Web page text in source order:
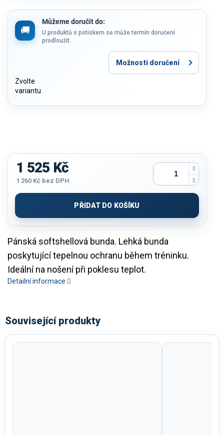
Můžeme doručit do:
Zvolte
variantu
U produktů s potiskem se může termín doručení
prodloužit.
Možnosti doručení
Pánská softshellová bunda. Lehká bunda
poskytující tepelnou ochranu během tréninku.
Ideální na nošení při poklesu teplot.
Detailní informace
1 525 Kč
1 260 Kč bez DPH
cena:
PŘIDAT DO KOŠÍKU
Související produkty